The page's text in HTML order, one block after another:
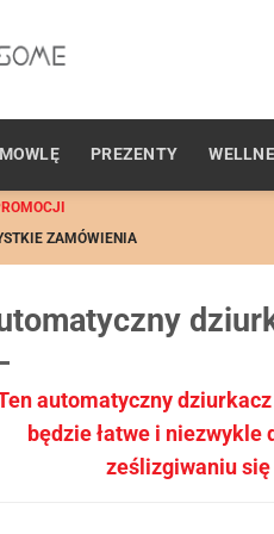
PREZENTY
ZAMÓWIENIA
automatyczny
będzie łatwe i niezwykle
ześlizgiwaniu